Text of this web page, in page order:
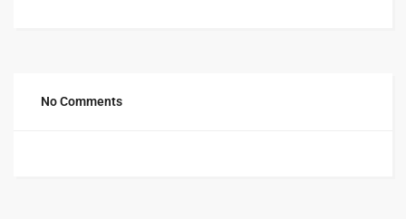
No Comments